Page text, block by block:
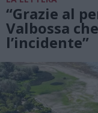
“Grazie al
Valbossa
l’incidente”